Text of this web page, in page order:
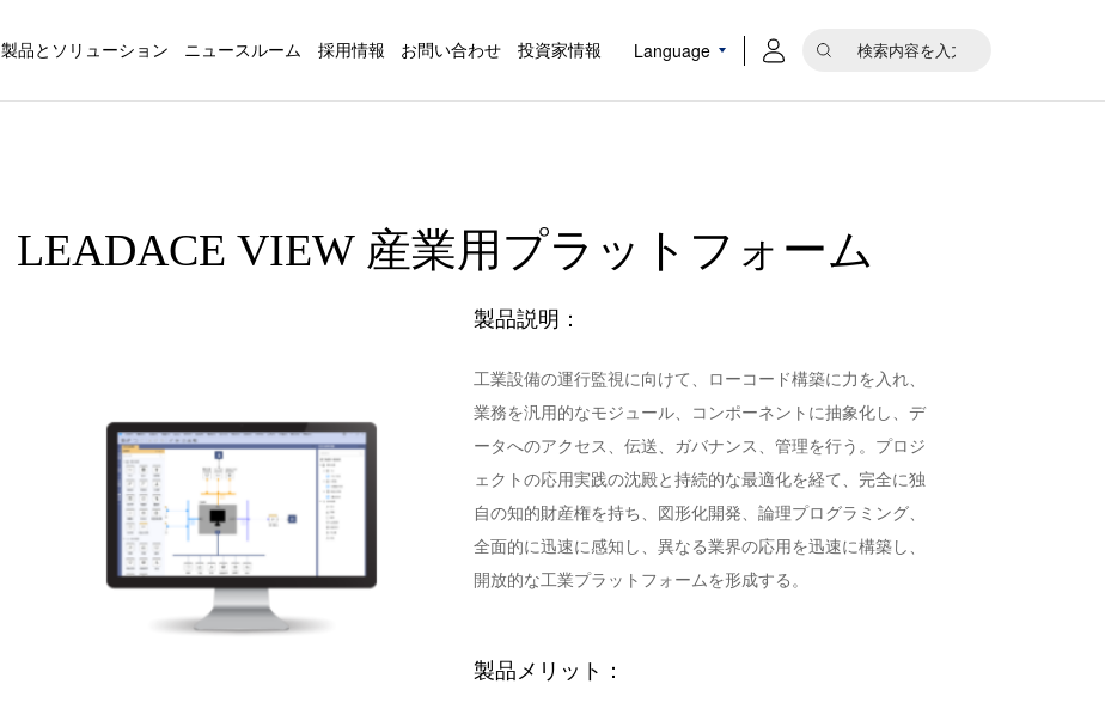
製品とソリューション ニュースルーム 採用情報 お問い合わせ 投資家情報 Language
LEADACE VIEW 産業用プラットフォーム
製品説明：
工業設備の運行監視に向けて、ローコード構築に力を入れ、
業務を汎用的なモジュール、コンポーネントに抽象化し、デ
ータへのアクセス、伝送、ガバナンス、管理を行う。プロジ
ェクトの応用実践の沈殿と持続的な最適化を経て、完全に独
自の知的財産権を持ち、図形化開発、論理プログラミング、
全面的に迅速に感知し、異なる業界の応用を迅速に構築し、
開放的な工業プラットフォームを形成する。
製品メリット：